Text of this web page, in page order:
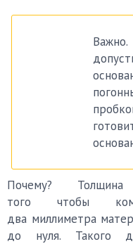
Почему?
того чтобы
два миллиметра
до нуля. Такого